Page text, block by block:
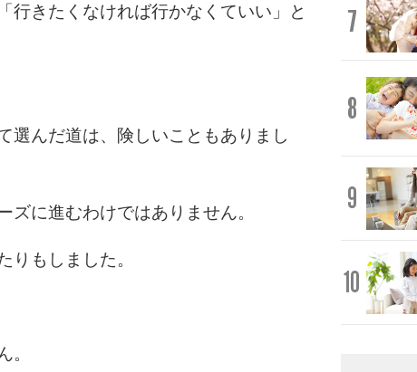
行きたくなければ行かなくていい」と
選んだ道は、険しいこともありまし
に進むわけではありません。
りもしました。
。
7
8
9
10